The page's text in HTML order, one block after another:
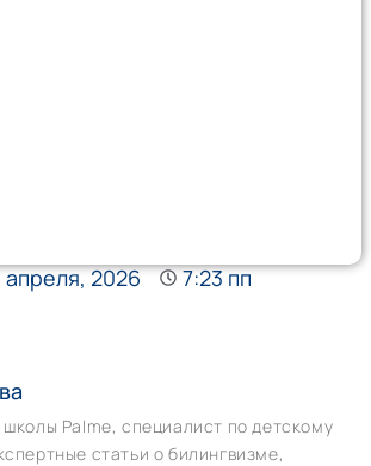
апреля, 2026 7:23 пп
Palme, специалист по детскому
статьи о билингвизме,